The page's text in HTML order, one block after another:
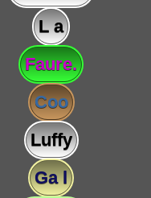
L a
Faure.
Coo
Luffy
Ga l